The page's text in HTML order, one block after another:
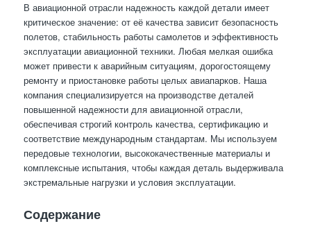
В авиационной отрасли надежность каждой детали имеет
критическое значение: от её качества зависит безопасность
полетов, стабильность работы самолетов и эффективность
эксплуатации авиационной техники. Любая мелкая ошибка
может привести к аварийным ситуациям, дорогостоящему
ремонту и приостановке работы целых авиапарков. Наша
компания специализируется на производстве деталей
повышенной надежности для авиационной отрасли,
обеспечивая строгий контроль качества, сертификацию и
соответствие международным стандартам. Мы используем
передовые технологии, высококачественные материалы и
комплексные испытания, чтобы каждая деталь выдерживала
экстремальные нагрузки и условия эксплуатации.
Содержание